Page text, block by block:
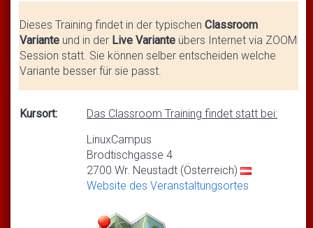
Dieses Training findet in der typischen Classroom
Variante und in der Live Variante übers Internet via ZOOM
Session statt. Sie können selber entscheiden welche
Variante besser für sie passt.
Kursort:
Das Classroom Training findet statt bei:
LinuxCampus
Brodtischgasse 4
2700 Wr. Neustadt (Österreich)
Website des Veranstaltungsortes